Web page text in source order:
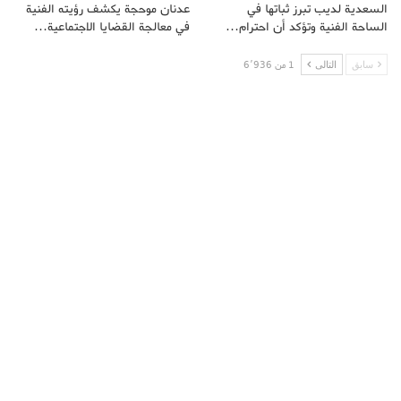
السعدية لديب تبرز ثباتها في
الساحة الفنية وتؤكد أن احترام…
عدنان موحجة يكشف رؤيته الفنية
في معالجة القضايا الاجتماعية…
سابق التالى 1 من 6٬936